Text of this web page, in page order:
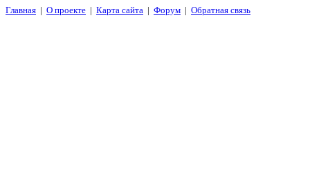
Главная | О проекте | Карта сайта | Форум | Обратная связь